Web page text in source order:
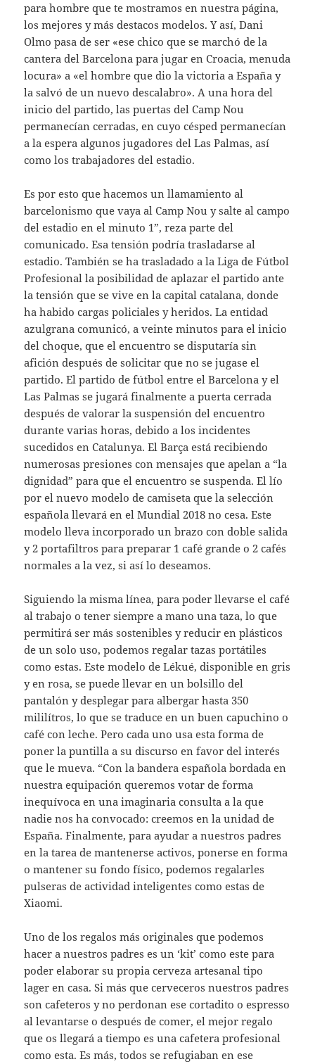
para hombre que te mostramos en nuestra página,
los mejores y más destacos modelos. Y así, Dani
Olmo pasa de ser «ese chico que se marchó de la
cantera del Barcelona para jugar en Croacia, menuda
locura» a «el hombre que dio la victoria a España y
la salvó de un nuevo descalabro». A una hora del
inicio del partido, las puertas del Camp Nou
permanecían cerradas, en cuyo césped permanecían
a la espera algunos jugadores del Las Palmas, así
como los trabajadores del estadio.
Es por esto que hacemos un llamamiento al
barcelonismo que vaya al Camp Nou y salte al campo
del estadio en el minuto 1”, reza parte del
comunicado. Esa tensión podría trasladarse al
estadio. También se ha trasladado a la Liga de Fútbol
Profesional la posibilidad de aplazar el partido ante
la tensión que se vive en la capital catalana, donde
ha habido cargas policiales y heridos. La entidad
azulgrana comunicó, a veinte minutos para el inicio
del choque, que el encuentro se disputaría sin
afición después de solicitar que no se jugase el
partido. El partido de fútbol entre el Barcelona y el
Las Palmas se jugará finalmente a puerta cerrada
después de valorar la suspensión del encuentro
durante varias horas, debido a los incidentes
sucedidos en Catalunya. El Barça está recibiendo
numerosas presiones con mensajes que apelan a “la
dignidad” para que el encuentro se suspenda. El lío
por el nuevo modelo de camiseta que la selección
española llevará en el Mundial 2018 no cesa. Este
modelo lleva incorporado un brazo con doble salida
y 2 portafiltros para preparar 1 café grande o 2 cafés
normales a la vez, si así lo deseamos.
Siguiendo la misma línea, para poder llevarse el café
al trabajo o tener siempre a mano una taza, lo que
permitirá ser más sostenibles y reducir en plásticos
de un solo uso, podemos regalar tazas portátiles
como estas. Este modelo de Lékué, disponible en gris
y en rosa, se puede llevar en un bolsillo del
pantalón y desplegar para albergar hasta 350
mililítros, lo que se traduce en un buen capuchino o
café con leche. Pero cada uno usa esta forma de
poner la puntilla a su discurso en favor del interés
que le mueva. “Con la bandera española bordada en
nuestra equipación queremos votar de forma
inequívoca en una imaginaria consulta a la que
nadie nos ha convocado: creemos en la unidad de
España. Finalmente, para ayudar a nuestros padres
en la tarea de mantenerse activos, ponerse en forma
o mantener su fondo físico, podemos regalarles
pulseras de actividad inteligentes como estas de
Xiaomi.
Uno de los regalos más originales que podemos
hacer a nuestros padres es un ‘kit’ como este para
poder elaborar su propia cerveza artesanal tipo
lager en casa. Si más que cerveceros nuestros padres
son cafeteros y no perdonan ese cortadito o espresso
al levantarse o después de comer, el mejor regalo
que os llegará a tiempo es una cafetera profesional
como esta. Es más, todos se refugiaban en ese